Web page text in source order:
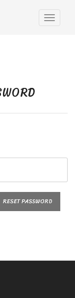
RESET PASSWORD